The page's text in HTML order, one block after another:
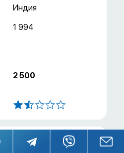
Индия
1 994
2 500
ICICI Bank